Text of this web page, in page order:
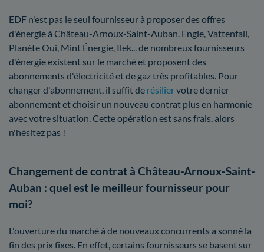
EDF n'est pas le seul fournisseur à proposer des offres
d'énergie à Château-Arnoux-Saint-Auban. Engie, Vattenfall,
Planète Oui, Mint Énergie, Ilek... de nombreux fournisseurs
d'énergie existent sur le marché et proposent des
abonnements d'électricité et de gaz très profitables. Pour
changer d'abonnement, il suffit de résiliervotre dernier
abonnement et choisir un nouveau contrat plus en harmonie
avec votre situation. Cette opération est sans frais, alors
n'hésitez pas !
Changement de contrat à Château-Arnoux-Saint-
Auban : quel est le meilleur fournisseur pour
moi?
L'ouverture du marché à de nouveaux concurrents a sonné la
fin des prix fixes. En effet, certains fournisseurs se basent sur